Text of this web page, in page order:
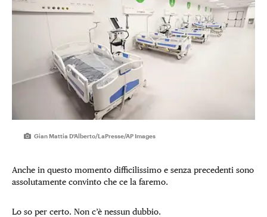
Gian Mattia D'Alberto/LaPresse/AP Images
Anche in questo momento difficilissimo e senza precedenti sono
assolutamente convinto che ce la faremo.
Lo so per certo. Non c’è nessun dubbio.